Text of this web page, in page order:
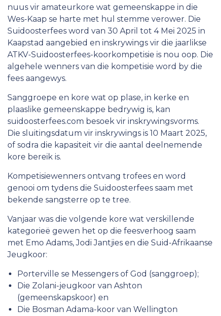
Werk vir die ATKV
nuus vir amateurkore wat gemeenskappe in die
Wes-Kaap se harte met hul stemme verower. Die
Suidoosterfees word van 30 April tot 4 Mei 2025 in
Kaapstad aangebied en inskrywings vir die jaarlikse
ATKV-Suidoosterfees-koorkompetisie is nou oop. Die
algehele wenners van die kompetisie word by die
fees aangewys.
Sanggroepe en kore wat op plase, in kerke en
plaaslike gemeenskappe bedrywig is, kan
suidoosterfees.com besoek vir inskrywingsvorms.
Die sluitingsdatum vir inskrywings is 10 Maart 2025,
of sodra die kapasiteit vir die aantal deelnemende
kore bereik is.
Kompetisiewenners ontvang trofees en word
genooi om tydens die Suidoosterfees saam met
bekende sangsterre op te tree.
Vanjaar was die volgende kore wat verskillende
kategorieë gewen het op die feesverhoog saam
met Emo Adams, Jodi Jantjies en die Suid-Afrikaanse
Jeugkoor:
Porterville se Messengers of God (sanggroep);
Die Zolani-jeugkoor van Ashton
(gemeenskapskoor) en
Die Bosman Adama-koor van Wellington